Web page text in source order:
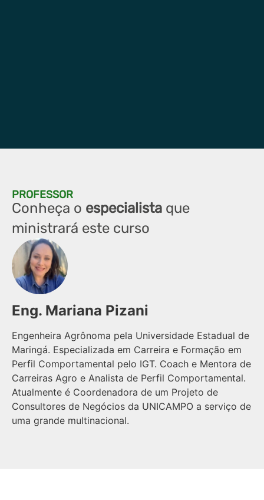
PROFESSOR
Conheça o especialista que
ministrará este curso
Eng. Mariana Pizani
Engenheira Agrônoma pela Universidade Estadual de
Maringá. Especializada em Carreira e Formação em
Perfil Comportamental pelo IGT. Coach e Mentora de
Carreiras Agro e Analista de Perfil Comportamental.
Atualmente é Coordenadora de um Projeto de
Consultores de Negócios da UNICAMPO a serviço de
uma grande multinacional.